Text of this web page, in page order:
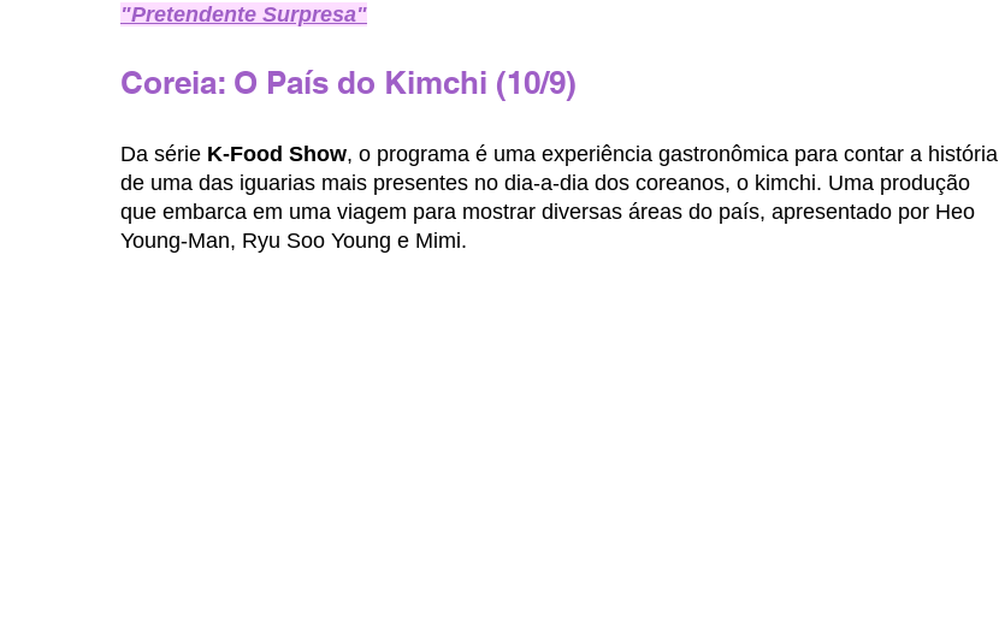
"Pretendente Surpresa"
Coreia: O País do Kimchi (10/9)
Da série K-Food Show, o programa é uma experiência gastronômica para contar a história
de uma das iguarias mais presentes no dia-a-dia dos coreanos, o kimchi. Uma produção
que embarca em uma viagem para mostrar diversas áreas do país, apresentado por Heo
Young-Man, Ryu Soo Young e Mimi.